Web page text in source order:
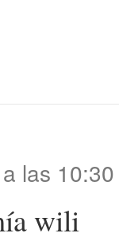
las 10:30
wili